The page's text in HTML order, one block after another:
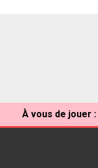
À vous de jouer :